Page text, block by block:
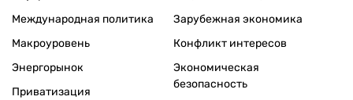
Международная политика
Макроуровень
Энергорынок
Приватизация
Зарубежная экономика
Конфликт интересов
Экономическая
безопасность